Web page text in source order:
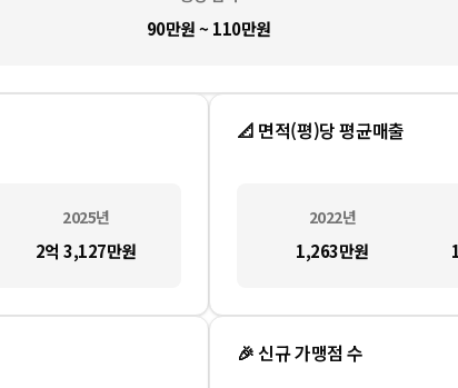
90만원 ~ 110만원
2025년
2억 3,127만원
📐 면적(평)당 평균매출
2022년
1,263만원
🎉 신규 가맹점 수